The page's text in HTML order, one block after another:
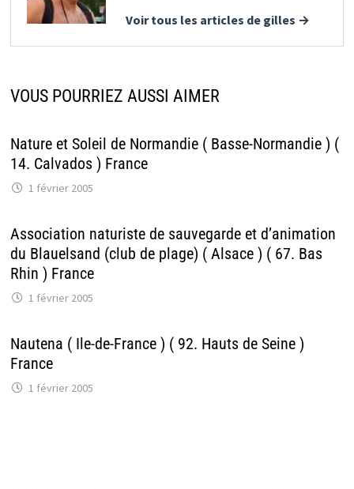
Voir tous les articles de gilles →
VOUS POURRIEZ AUSSI AIMER
Nature et Soleil de Normandie ( Basse-Normandie ) (
14. Calvados ) France
1 février 2005
Association naturiste de sauvegarde et d’animation
du Blauelsand (club de plage) ( Alsace ) ( 67. Bas
Rhin ) France
1 février 2005
Nautena ( Ile-de-France ) ( 92. Hauts de Seine )
France
1 février 2005